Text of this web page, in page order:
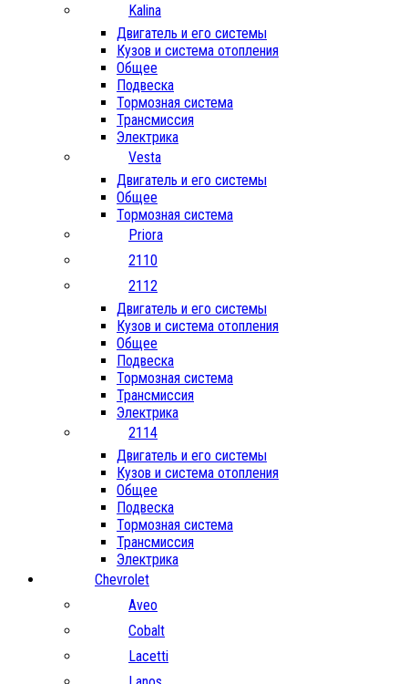
Kalina
Двигатель и его системы
Кузов и система отопления
Общее
Подвеска
Тормозная система
Трансмиссия
Электрика
Vesta
Двигатель и его системы
Общее
Тормозная система
Priora
2110
2112
Двигатель и его системы
Кузов и система отопления
Общее
Подвеска
Тормозная система
Трансмиссия
Электрика
2114
Двигатель и его системы
Кузов и система отопления
Общее
Подвеска
Тормозная система
Трансмиссия
Электрика
Chevrolet
Aveo
Cobalt
Lacetti